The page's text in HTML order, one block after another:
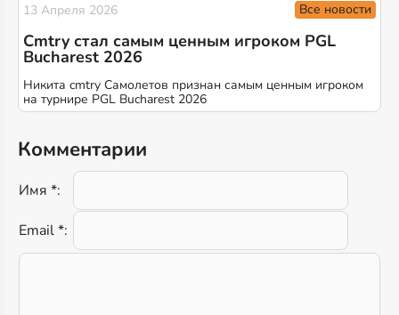
13 Апреля 2026 Все новости
Cmtry стал самым ценным игроком PGL
Bucharest 2026
Никита cmtry Самолетов признан самым ценным игроком
на турнире PGL Bucharest 2026
Комментарии
Имя *:
Email *: